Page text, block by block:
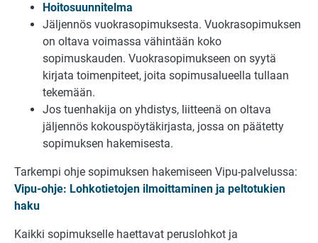
Hoitosuunnitelma
Jäljennös vuokrasopimuksesta. Vuokrasopimuksen
on oltava voimassa vähintään koko
sopimuskauden. Vuokrasopimukseen on syytä
kirjata toimenpiteet, joita sopimusalueella tullaan
tekemään.
Jos tuenhakija on yhdistys, liitteenä on oltava
jäljennös kokouspöytäkirjasta, jossa on päätetty
sopimuksen hakemisesta.
Tarkempi ohje sopimuksen hakemiseen Vipu-palvelussa:
Vipu-ohje: Lohkotietojen ilmoittaminen ja peltotukien
haku
Kaikki sopimukselle haettavat peruslohkot ja